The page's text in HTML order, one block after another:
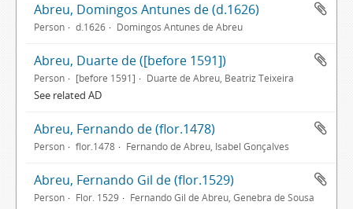
Abreu, Domingos Antunes de (d.1626)
Person d.1626 Domingos Antunes de Abreu
Abreu, Duarte de ([before 1591])
Person [before 1591] Duarte de Abreu, Beatriz Teixeira
See related AD
Abreu, Fernando de (flor.1478)
Person flor.1478 Fernando de Abreu, Isabel Gonçalves
Abreu, Fernando Gil de (flor.1529)
Person Flor. 1529 Fernando Gil de Abreu, Genebra de Sousa